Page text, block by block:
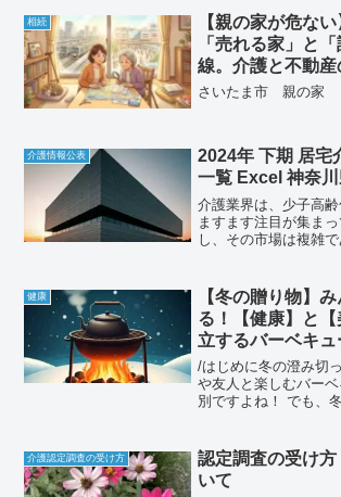
相続
【親の家が危な
「売れる家」と
線。介護と不動産
る、後悔しないた
さいたま市 親の家
介護情報公表
2024年 下期 居宅
一覧 Excel 神奈
介護業界は、少子高齢
ますます注目が集ま
し、その市場は複雑で
独自に収集・分析し
ケット情報を、誰で
健康
【冬の贈り物】
る！【健康】と
立するバーベキュ
/はじめに冬の澄み切
や友人と楽しむバー
別ですよね！ でも、
て楽しめる、冬のバ
康的にするためのレシ
介護認定調査の受け方
認定調査の受け
いて